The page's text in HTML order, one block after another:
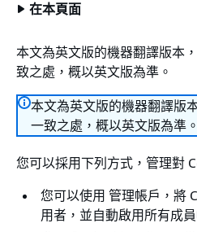
在本頁面
本文為英文版的機器翻譯版本
致之處，概以英文版為準。
本文為英文版的機器翻譯版
一致之處，概以英文版為準。
您可以採用下列方式，管理對
您可以使用 管理帳戶，將
用者，並自動啟用所有成員